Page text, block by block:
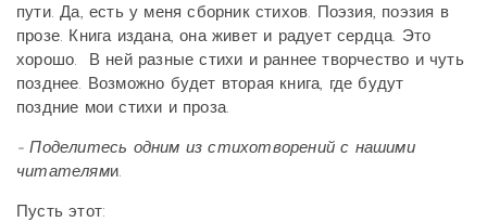
пути. Да, есть у меня сборник стихов. Поэзия, поэзия в
прозе. Книга издана, она живет и радует сердца. Это
хорошо. В ней разные стихи и раннее творчество и чуть
позднее. Возможно будет вторая книга, где будут
поздние мои стихи и проза.
- Поделитесь одним из стихотворений с нашими
читателями.
Пусть этот: